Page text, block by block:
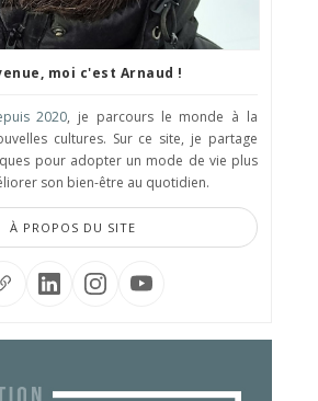
moi c'est Arnaud !
2020, je parcours le monde à la
cultures. Sur ce site, je partage
pour adopter un mode de vie plus
son bien-être au quotidien.
À PROPOS DU SITE